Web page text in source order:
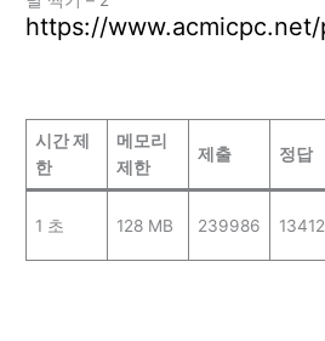
https://
시간 제
한
메모리
제한
제출 정답
1 초 128 MB 239986